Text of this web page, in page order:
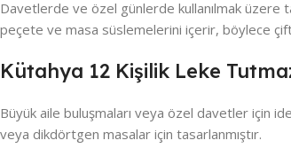
Davetlerde ve özel günlerde kullanılmak
peçete ve masa süslemelerini içerir, böylece
Kütahya 12 Kişilik Leke
Büyük aile buluşmaları veya özel davetler için
veya dikdörtgen masalar için tasarlanmıştır.